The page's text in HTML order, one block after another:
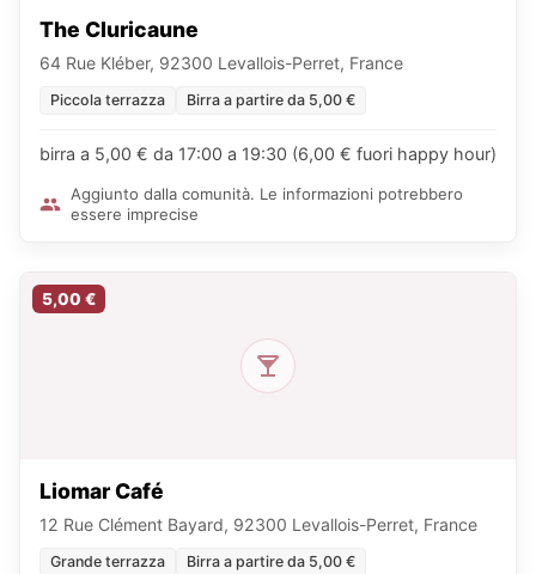
The Cluricaune
64 Rue Kléber, 92300 Levallois-Perret, France
Piccola terrazza Birra a partire da 5,00 €
birra a 5,00 € da 17:00 a 19:30 (6,00 € fuori happy hour)
Aggiunto dalla comunità. Le informazioni potrebbero
essere imprecise
5,00 €
Liomar Café
12 Rue Clément Bayard, 92300 Levallois-Perret, France
Grande terrazza Birra a partire da 5,00 €